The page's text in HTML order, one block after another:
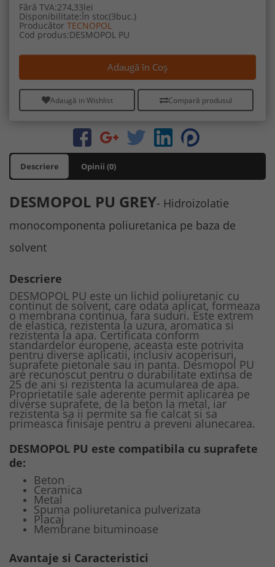
Fără TVA:274,33lei
Disponibilitate:În stoc(3buc.)
Producător TECNOPOL
Cod produs:DESMOPOL PU
Adaugă în Coş
Adaugă in Wishlist Compară produsul
Descriere Opinii (0)
DESMOPOL PU GREY- Hidroizolatie
monocomponenta poliuretanica pe baza de
solvent
Descriere
DESMOPOL PU este un lichid poliuretanic cu
continut de solvent, care odata aplicat, formeaza
o membrana continua, fara suduri. Este extrem
de elastica, rezistenta la uzura, aromatica si
rezistenta la apa. Certificata conform
standardelor europene, aceasta este potrivita
pentru diverse aplicatii, inclusiv acoperisuri,
suprafete pietonale sau in panta. Desmopol PU
are recunoscut pentru o durabilitate extinsa de
25 de ani si rezistenta la acumularea de apa.
Proprietatile sale aderente permit aplicarea pe
diverse suprafete, de la beton la metal, iar
rezistenta sa ii permite sa fie calcat si sa
primeasca finisaje pentru a preveni alunecarea.
DESMOPOL PU este compatibila cu suprafete
de:
Beton
Ceramica
Metal
Spuma poliuretanica pulverizata
Placaj
Membrane bituminoase
Avantaje si Caracteristici